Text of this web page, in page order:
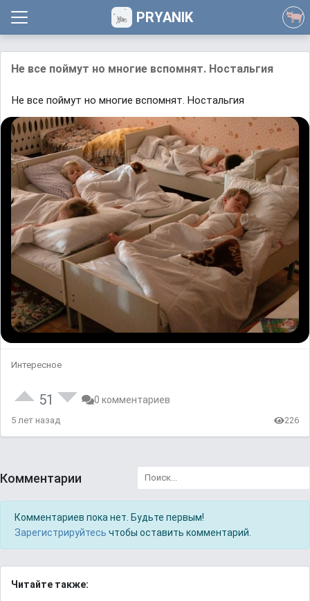
PRYANIK
Не все поймут но многие вспомнят. Ностальгия
Не все поймут но многие вспомнят. Ностальгия
Интересное
51 0 комментариев
5 лет назад 226
Комментарии
Комментариев пока нет. Будьте первым!
Зарегистрируйтесь чтобы оставить комментарий.
Читайте также: